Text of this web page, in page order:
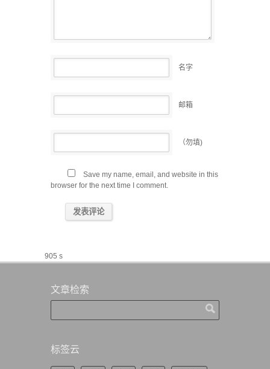
名字
邮箱
（勿填)
Save my name, email, and website in this
browser for the next time I comment.
905 s
文章检索
标签云